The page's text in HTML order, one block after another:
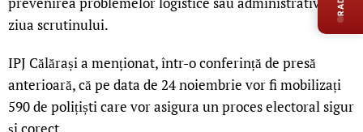
ziua scrutinului.
IPJ Călărași a menționat, într-o conferință de presă
anterioară, că pe data de 24 noiembrie vor fi mobilizați
590 de polițiști care vor asigura un proces electoral sigur